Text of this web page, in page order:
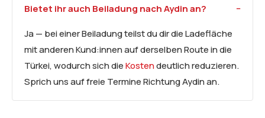
Bietet ihr auch Beiladung nach Aydin an?
Ja — bei einer Beiladung teilst du dir die Ladefläche
mit anderen Kund:innen auf derselben Route in die
Türkei, wodurch sich dieKostendeutlich reduzieren.
Sprich uns auf freie Termine Richtung Aydin an.